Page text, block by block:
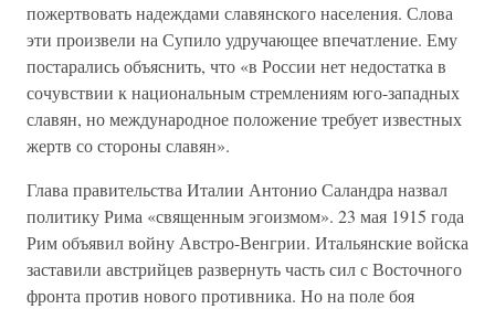
пожертвовать надеждами славянского населения. Слова
эти произвели на Супило удручающее впечатление. Ему
постарались объяснить, что «в России нет недостатка в
сочувствии к национальным стремлениям юго-западных
славян, но международное положение требует известных
жертв со стороны славян».
Глава правительства Италии Антонио Саландра назвал
политику Рима «священным эгоизмом». 23 мая 1915 года
Рим объявил войну Австро-Венгрии. Итальянские войска
заставили австрийцев развернуть часть сил с Восточного
фронта против нового противника. Но на поле боя